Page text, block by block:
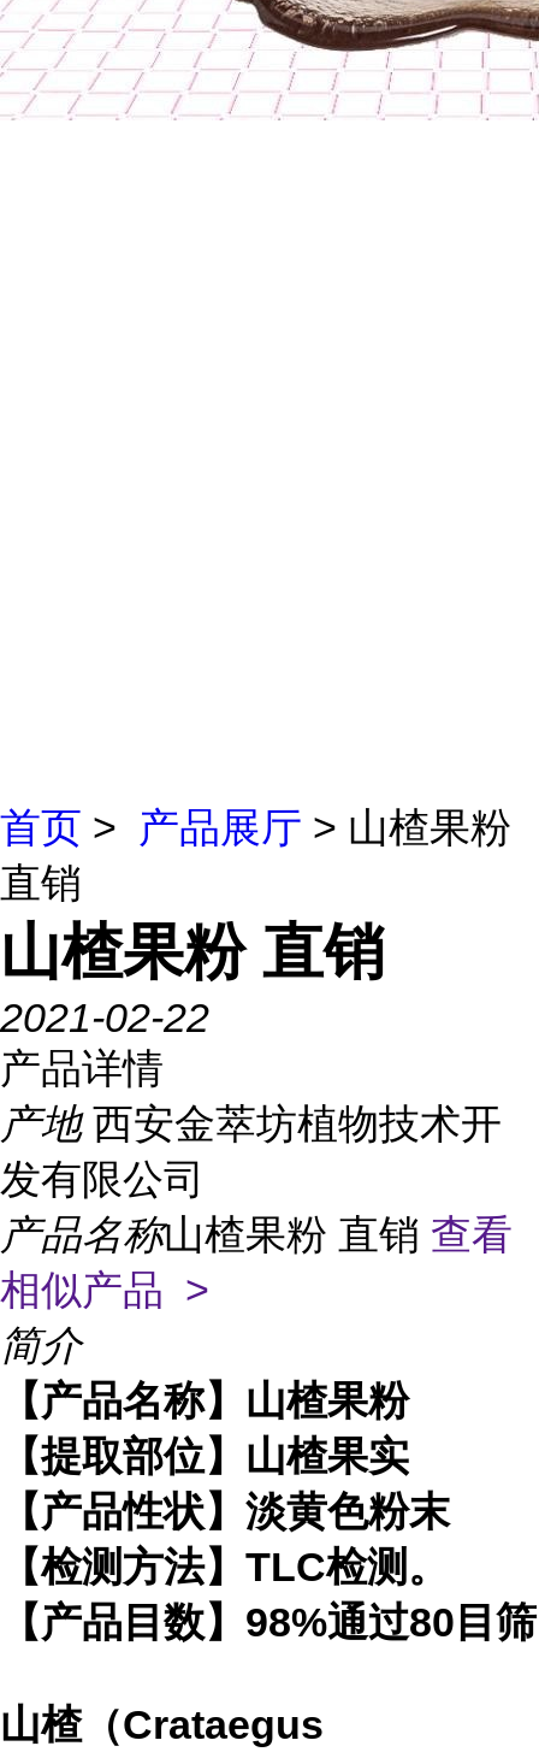
首页 > 产品展厅 > 山楂果粉
直销
山楂果粉 直销
2021-02-22
产品详情
产地 西安金萃坊植物技术开
发有限公司
产品名称山楂果粉 直销 查看
相似产品 >
简介
【产品名称】山楂果粉
【提取部位】山楂果实
【产品性状】淡黄色粉末
【检测方法】TLC检测。
【产品目数】98%通过80目筛
山楂（Crataegus